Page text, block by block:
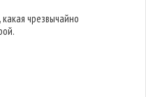
чрезвычайно